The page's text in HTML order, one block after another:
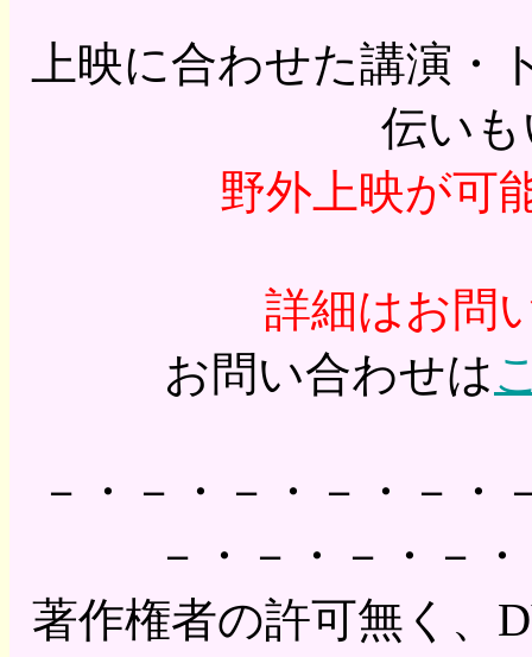
上映に合わせた講演
伝い
野外上映が可
詳細はお問
お問い合わせは
－・－・－・－・－・
－・－・－・－
著作権者の許可無く、